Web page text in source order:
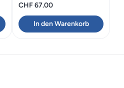
CHF67.00
In den Warenkorb